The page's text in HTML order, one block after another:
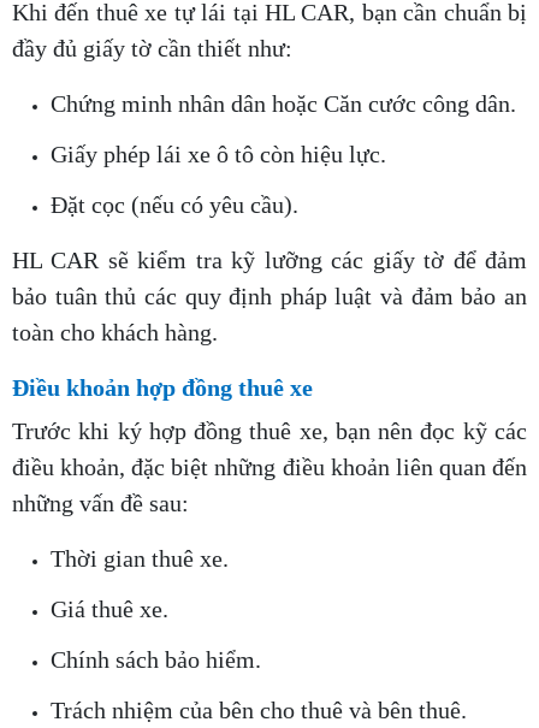
Khi đến thuê xe tự lái tại HL CAR, bạn cần chuẩn bị
đầy đủ giấy tờ cần thiết như:
Chứng minh nhân dân hoặc Căn cước công dân.
Giấy phép lái xe ô tô còn hiệu lực.
Đặt cọc (nếu có yêu cầu).
HL CAR sẽ kiểm tra kỹ lưỡng các giấy tờ để đảm
bảo tuân thủ các quy định pháp luật và đảm bảo an
toàn cho khách hàng.
Điều khoản hợp đồng thuê xe
Trước khi ký hợp đồng thuê xe, bạn nên đọc kỹ các
điều khoản, đặc biệt những điều khoản liên quan đến
những vấn đề sau:
Thời gian thuê xe.
Giá thuê xe.
Chính sách bảo hiểm.
Trách nhiệm của bên cho thuê và bên thuê.